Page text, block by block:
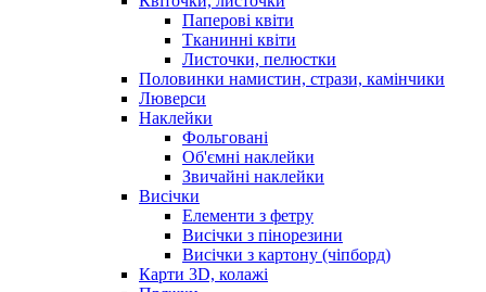
Паперові квіти
Тканинні квіти
Листочки, пелюстки
Половинки намистин, стрази, камінчики
Люверси
Наклейки
Фольговані
Об'ємні наклейки
Звичайні наклейки
Висічки
Елементи з фетру
Висічки з пінорезини
Висічки з картону (чіпборд)
Карти 3D, колажі